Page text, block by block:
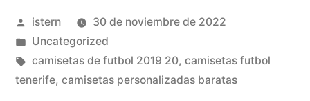
guapas»
Publicado
por
istern
30 de noviembre de 2022
Publicado
en
Uncategorized
Etiquetas:
camisetas de futbol 2019 20, camisetas futbol
tenerife, camisetas personalizadas baratas